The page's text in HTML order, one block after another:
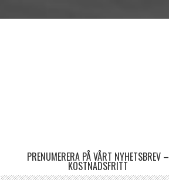
PRENUMERERA PÅ VÅRT NYHETSBREV –
KOSTNADSFRITT